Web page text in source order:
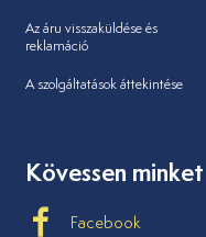
Az áru visszaküldése és
reklamáció
A szolgáltatások áttekintése
Kövessen minket
Facebook